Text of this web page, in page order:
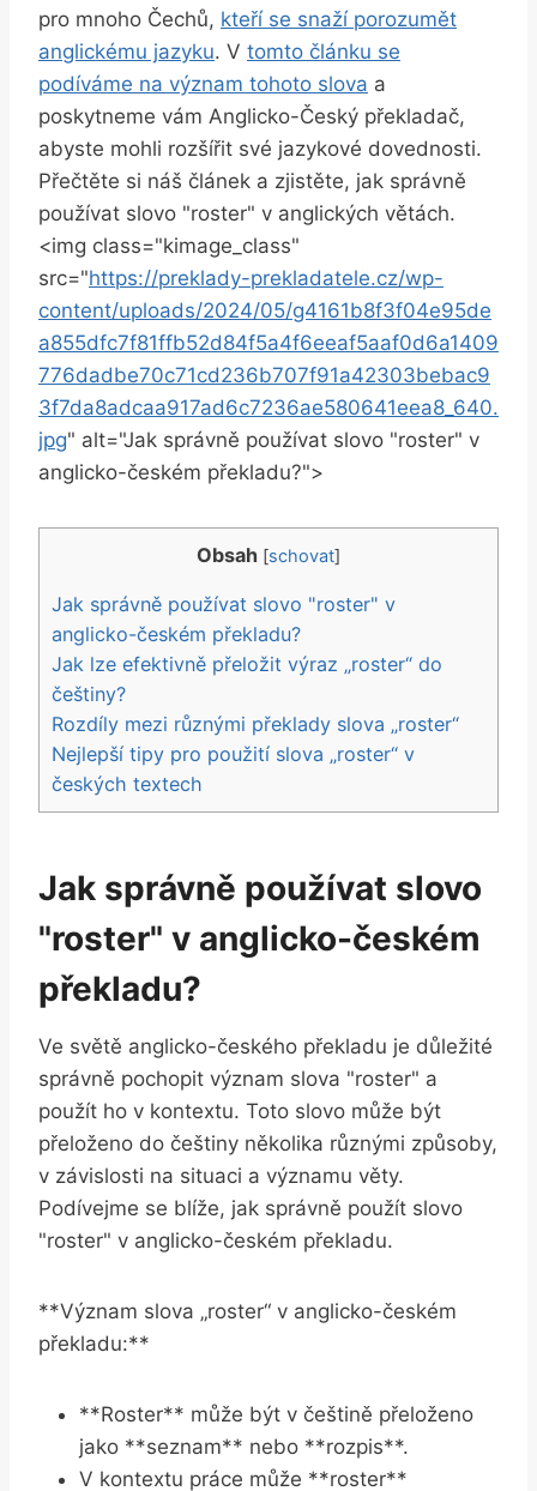
pro mnoho Čechů, kteří se snaží porozumět
anglickému jazyku. V tomto článku se
podíváme na význam tohoto slova a
poskytneme vám Anglicko-Český překladač,
abyste mohli rozšířit své jazykové dovednosti.
Přečtěte si náš článek a zjistěte, jak správně
používat slovo "roster" v anglických větách.
<img class="kimage_class"
src="https://preklady-prekladatele.cz/wp-
content/uploads/2024/05/g4161b8f3f04e95de
a855dfc7f81ffb52d84f5a4f6eeaf5aaf0d6a1409
776dadbe70c71cd236b707f91a42303bebac9
3f7da8adcaa917ad6c7236ae580641eea8_640.
jpg" alt="Jak správně používat slovo "roster" v
anglicko-českém překladu?">
Obsah [schovat]
Jak správně používat slovo "roster" v
anglicko-českém překladu?
Jak lze efektivně přeložit výraz „roster“ do
češtiny?
Rozdíly mezi různými překlady slova „roster“
Nejlepší tipy pro použití slova „roster“ v
českých textech
Jak správně používat slovo
"roster" v anglicko-českém
překladu?
Ve světě anglicko-českého překladu je důležité
správně pochopit význam slova "roster" a
použít ho v kontextu. Toto slovo může být
přeloženo do češtiny několika různými způsoby,
v závislosti na situaci a významu věty.
Podívejme se blíže, jak správně použít slovo
"roster" v anglicko-českém překladu.
**Význam slova „roster“ v anglicko-českém
překladu:**
**Roster** může být v češtině přeloženo
jako **seznam** nebo **rozpis**.
V kontextu práce může **roster**